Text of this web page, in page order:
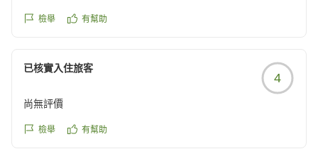
檢舉 有幫助
已核實入住旅客
4
尚無評價
檢舉 有幫助